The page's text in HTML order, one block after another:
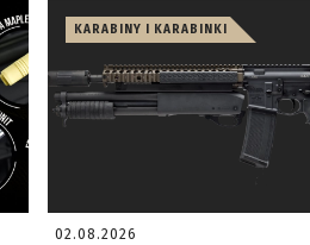
KARABINY I KARABINKI
02.08.2026